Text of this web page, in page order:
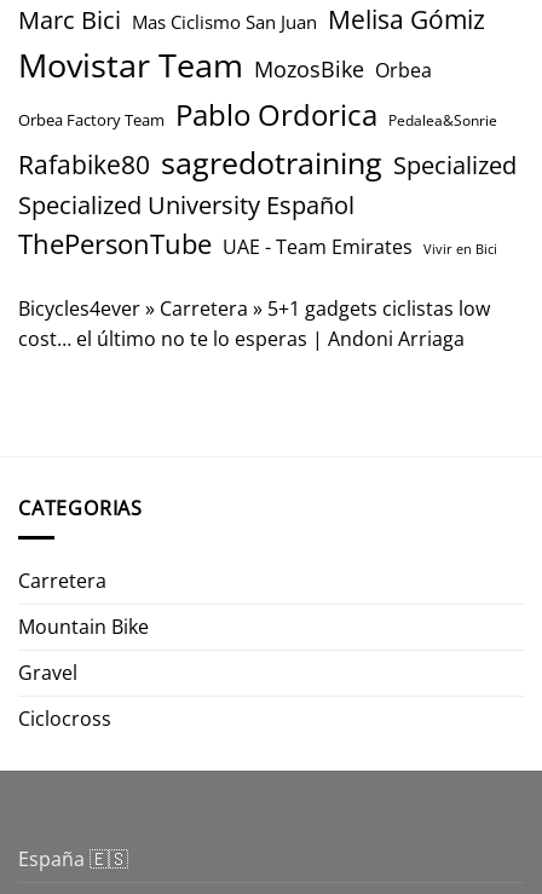
Marc Bici Mas Ciclismo San Juan Melisa Gómiz
Movistar Team MozosBike Orbea
Orbea Factory Team Pablo Ordorica Pedalea&Sonrie
Rafabike80 sagredotraining Specialized
Specialized University Español
ThePersonTube UAE - Team Emirates Vivir en Bici
Bicycles4ever» Carretera » 5+1 gadgets ciclistas low
cost… el último no te lo esperas | Andoni Arriaga
CATEGORIAS
Carretera
Mountain Bike
Gravel
Ciclocross
España 🇪🇸